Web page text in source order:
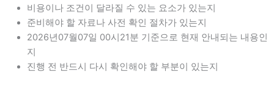
비용이나 조건이 달라질 수 있는 요소가 있는지
준비해야 할 자료나 사전 확인 절차가 있는지
2026년07월07일 00시21분 기준으로 현재 안내되는 내용인
지
진행 전 반드시 다시 확인해야 할 부분이 있는지